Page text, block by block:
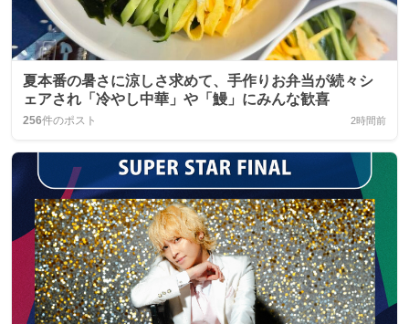
夏本番の暑さに涼しさ求めて、手作りお弁当が続々シ
ェアされ「冷やし中華」や「鰻」にみんな歓喜
256件のポスト 2時間前